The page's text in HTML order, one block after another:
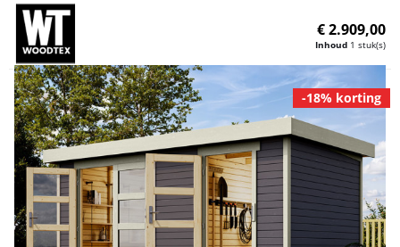
Inhoud 1 stuk(s)
€ 2.909,00
-18% korting